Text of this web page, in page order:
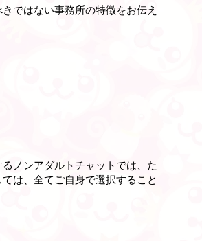
ではない事務所の特徴をお伝え
ノンアダルトチャットでは、た
は、全てご自身で選択すること